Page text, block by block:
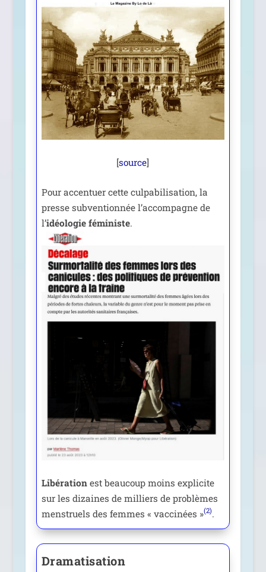
[source]
Pour accen­tuer cette culpa­bi­li­sa­tion, la
presse sub­ven­tion­née l’ac­com­pagne de
l’idéo­lo­gie fémi­niste.
Libérationest beau­coup moins expli­cite
sur les dizaines de mil­liers de pro­blèmes
mens­truels des femmes « vac­ci­nées »(2).
Dramatisation